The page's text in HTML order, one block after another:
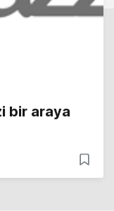
bir araya